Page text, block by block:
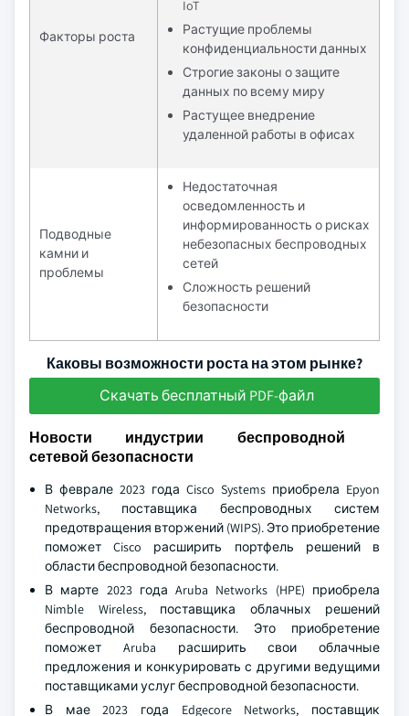
Факторы роста
IoT
Растущие проблемы
конфиденциальности данных
Строгие законы о защите
данных по всему миру
Растущее внедрение
удаленной работы в офисах
Подводные
камни и
проблемы
Недостаточная
осведомленность и
информированность о рисках
небезопасных беспроводных
сетей
Сложность решений
безопасности
Каковы возможности роста на этом рынке?
Скачать бесплатный PDF-файл
Новости индустрии беспроводной
сетевой безопасности
В феврале 2023 года Cisco Systems приобрела Epyon
Networks, поставщика беспроводных систем
предотвращения вторжений (WIPS). Это приобретение
поможет Cisco расширить портфель решений в
области беспроводной безопасности.
В марте 2023 года Aruba Networks (HPE) приобрела
Nimble Wireless, поставщика облачных решений
беспроводной безопасности. Это приобретение
поможет Aruba расширить свои облачные
предложения и конкурировать с другими ведущими
поставщиками услуг беспроводной безопасности.
В мае 2023 года Edgecore Networks, поставщик